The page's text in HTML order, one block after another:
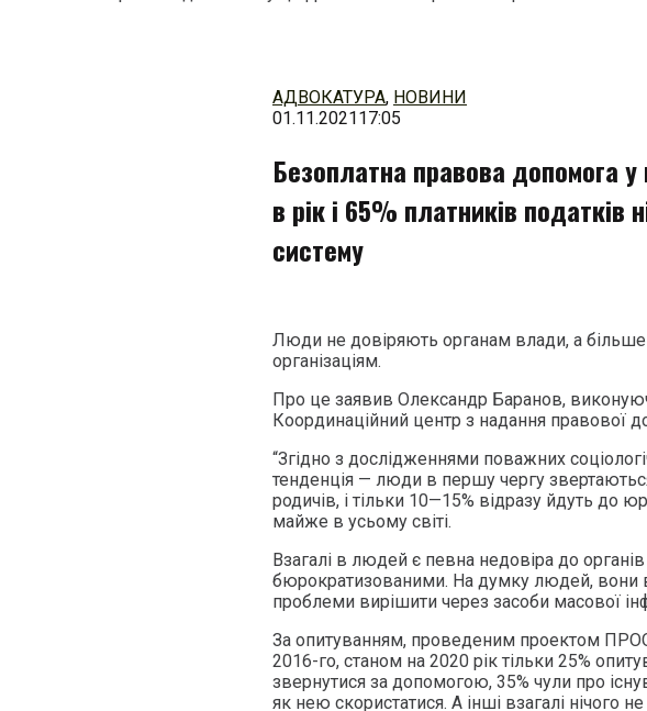
АДВОКАТУРА, НОВИНИ
01.11.202117:05
Безоплатна правова допомога
в рік і 65% платників
систему
Люди не довіряють органам влади, а
організаціям.
Про це заявив Олександр Баранов,
Координаційний центр з надання правової
“Згідно з дослідженнями поважних
тенденція — люди в першу чергу
родичів, і тільки 10—15% відразу йдуть до
майже в усьому світі.
Взагалі в людей є певна недовіра до
бюрократизованими. На думку людей, вони
проблеми вирішити через засоби масової
За опитуванням, проведеним проектом
2016-го, станом на 2020 рік тільки 25%
звернутися за допомогою, 35% чули про
як нею скористатися. А інші взагалі нічого